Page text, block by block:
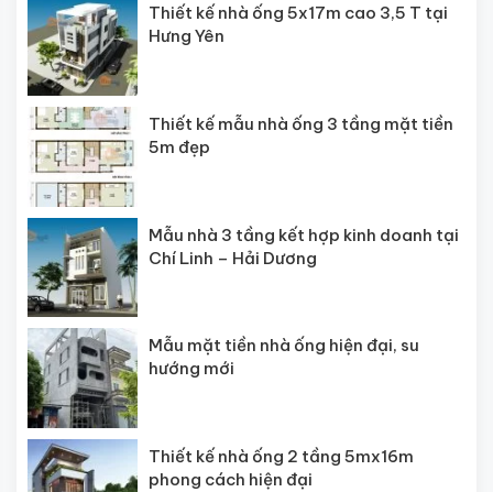
Thiết kế nhà ống 5x17m cao 3,5 T tại
Hưng Yên
Thiết kế mẫu nhà ống 3 tầng mặt tiền
5m đẹp
Mẫu nhà 3 tầng kết hợp kinh doanh tại
Chí Linh – Hải Dương
Mẫu mặt tiền nhà ống hiện đại, su
hướng mới
Thiết kế nhà ống 2 tầng 5mx16m
phong cách hiện đại